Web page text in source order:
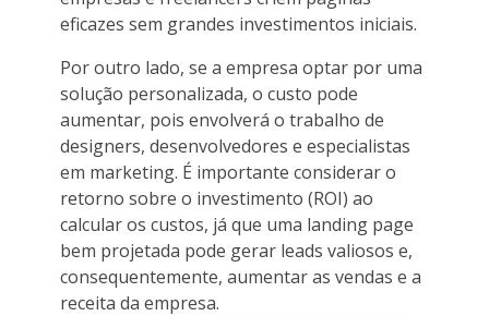
eficazes sem grandes investimentos iniciais.
Por outro lado, se a empresa optar por uma
solução personalizada, o custo pode
aumentar, pois envolverá o trabalho de
designers, desenvolvedores e especialistas
em marketing. É importante considerar o
retorno sobre o investimento (ROI) ao
calcular os custos, já que uma landing page
bem projetada pode gerar leads valiosos e,
consequentemente, aumentar as vendas e a
receita da empresa.